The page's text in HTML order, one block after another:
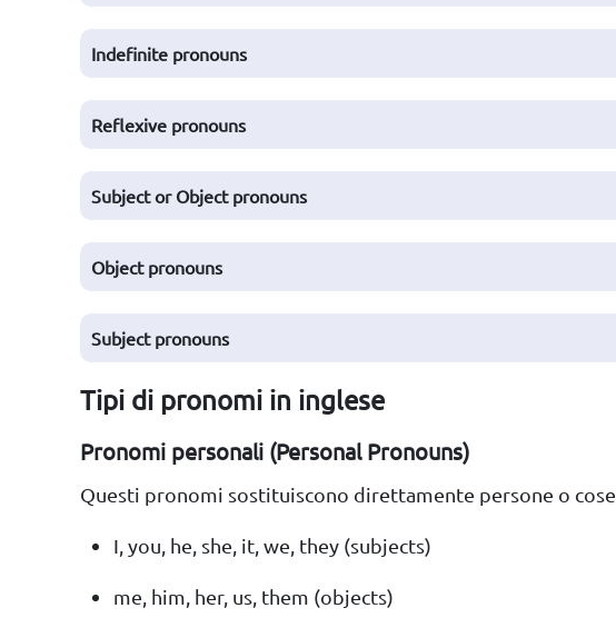
Indefinite pronouns
Reflexive pronouns
Subject or Object pronouns
Object pronouns
Subject pronouns
Tipi di pronomi in inglese
Pronomi personali (Personal Pronouns)
Questi pronomi sostituiscono direttamente persone o cose.
I, you, he, she, it, we, they (subjects)
me, him, her, us, them (objects)